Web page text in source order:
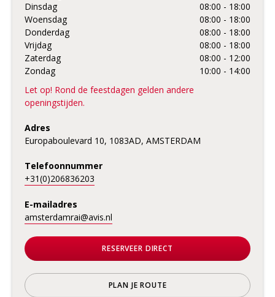
Dinsdag
08:00 - 18:00
Woensdag
08:00 - 18:00
Donderdag
08:00 - 18:00
Vrijdag
08:00 - 18:00
Zaterdag
08:00 - 12:00
Zondag
10:00 - 14:00
Let op! Rond de feestdagen gelden andere
openingstijden.
Adres
Europaboulevard 10, 1083AD, AMSTERDAM
Telefoonnummer
+31(0)206836203
E-mailadres
amsterdamrai@avis.nl
RESERVEER DIRECT
PLAN JE ROUTE